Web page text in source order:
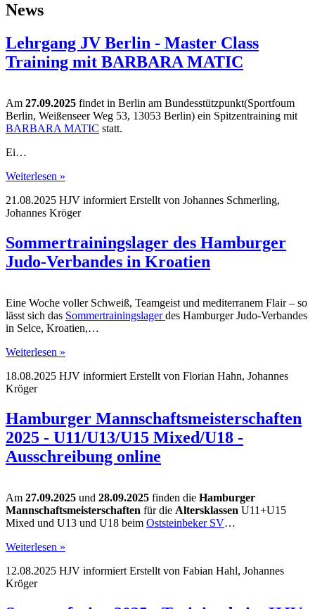
News
Lehrgang JV Berlin - Master Class
Training mit BARBARA MATIC
Am 27.09.2025 findet in Berlin am Bundesstützpunkt(Sportfoum
Berlin, Weißenseer Weg 53, 13053 Berlin) ein Spitzentraining mit
BARBARA MATIC statt.
Ei…
Weiterlesen »
21.08.2025 HJV informiert Erstellt von Johannes Schmerling,
Johannes Kröger
Sommertrainingslager des Hamburger
Judo-Verbandes in Kroatien
Eine Woche voller Schweiß, Teamgeist und mediterranem Flair – so
lässt sich das Sommertrainingslagerdes Hamburger Judo-Verbandes
in Selce, Kroatien,…
Weiterlesen »
18.08.2025 HJV informiert Erstellt von Florian Hahn, Johannes
Kröger
Hamburger Mannschaftsmeisterschaften
2025 - U11/U13/U15 Mixed/U18 -
Ausschreibung online
Am 27.09.2025 und 28.09.2025 finden die Hamburger
Mannschaftsmeisterschaften für die Altersklassen U11+U15
Mixed und U13 und U18 beim Oststeinbeker SV…
Weiterlesen »
12.08.2025 HJV informiert Erstellt von Fabian Hahl, Johannes
Kröger